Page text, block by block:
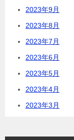
2023年9月
2023年8月
2023年7月
2023年6月
2023年5月
2023年4月
2023年3月